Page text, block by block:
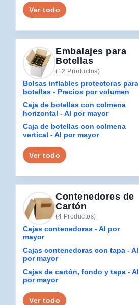
Ver todo
Embalajes para
Botellas
(12 Productos)
Bolsas inflables protectoras para
botellas - Precios por volumen
Caja de botellas con colmena
horizontal - Al por mayor
Caja de botellas con colmena
vertical - Al por mayor
Ver todo
Contenedores de
Cartón
(4 Productos)
Cajas contenedoras - Al por
mayor
Cajas contenedoras con tapa - Al
por mayor
Cajas de cartón, fondo y tapa - Al
por mayor
Ver todo